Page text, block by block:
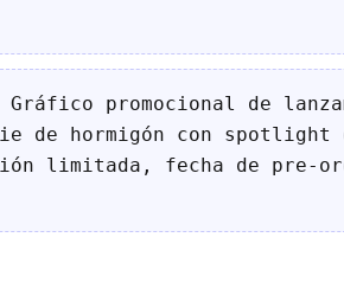
promocional de
de hormigón con spotlight
limitada, fecha de pre-